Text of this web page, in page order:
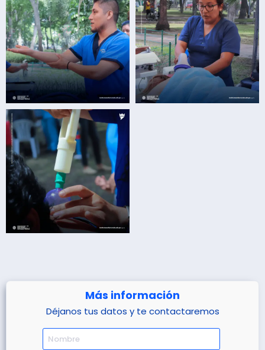
Más información
Déjanos tus datos y te contactaremos